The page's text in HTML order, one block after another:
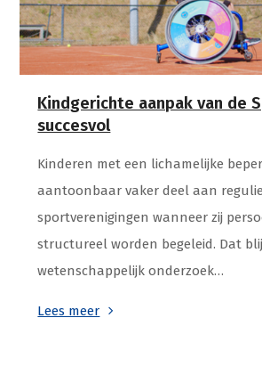
Kindgerichte aanpak van de
succesvol
Kinderen met een lichamelijke
aantoonbaar vaker deel aan
sportverenigingen wanneer zij
structureel worden begeleid. Dat
wetenschappelijk onderzoek…
Lees meer